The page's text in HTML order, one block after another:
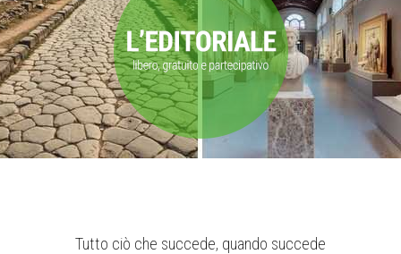
Tutto ciò che succede, quando succede